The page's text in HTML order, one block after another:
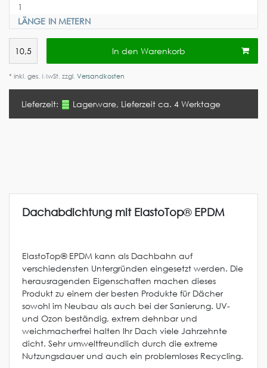
LÄNGE IN METERN
In den Warenkorb
* inkl. ges. MwSt. zzgl. Versandkosten
Lieferzeit: Lagerware, Lieferzeit ca. 4 Werktage
Dachabdichtung mit ElastoTop®EPDM
ElastoTop® EPDM kann als Dachbahn auf
verschiedensten Untergründen eingesetzt werden. Die
herausragenden Eigenschaften machen dieses
Produkt zu einem der besten Produkte für Dächer
sowohl im Neubau als auch bei der Sanierung. UV-
und Ozon beständig, extrem dehnbar und
weichmacherfrei halten Ihr Dach viele Jahrzehnte
dicht. Sehr umweltfreundlich durch die extreme
Nutzungsdauer und auch ein problemloses Recycling.